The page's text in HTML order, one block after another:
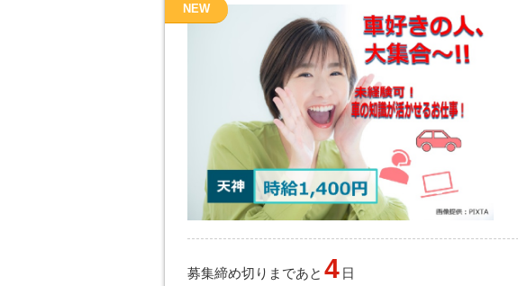
NEW
募集締め切りまであと 4 日